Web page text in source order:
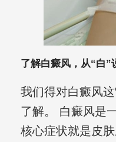
了解白癜风，从“白”
我们得对白癜风
了解。 白癜风是
核心症状就是皮